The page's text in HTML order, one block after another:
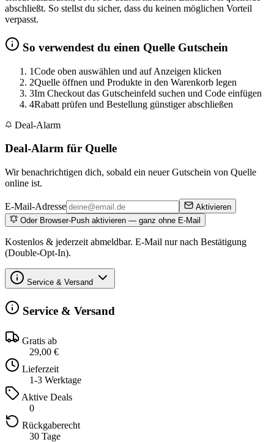
abschließt. So stellst du sicher, dass du keinen möglichen Vorteil
verpasst.
So verwendest du einen Quelle Gutschein
1Code oben auswählen und auf Anzeigen klicken
2Quelle öffnen und Produkte in den Warenkorb legen
3Im Checkout das Gutscheinfeld suchen und Code einfügen
4Rabatt prüfen und Bestellung günstiger abschließen
Deal-Alarm
Deal-Alarm für Quelle
Wir benachrichtigen dich, sobald ein neuer Gutschein von Quelle
online ist.
E-Mail-Adresse
Aktivieren
Oder Browser-Push aktivieren — ganz ohne E-Mail
Kostenlos & jederzeit abmeldbar. E-Mail nur nach Bestätigung
(Double-Opt-In).
Service & Versand
Service & Versand
Gratis ab
29,00 €
Lieferzeit
1-3 Werktage
Aktive Deals
0
Rückgaberecht
30 Tage